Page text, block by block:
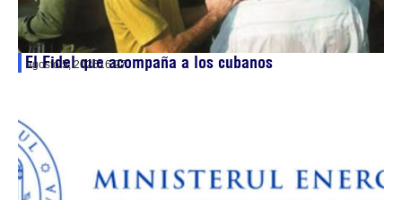
El Fidel que acompaña a los cubanos
agosto 5, 202616:27